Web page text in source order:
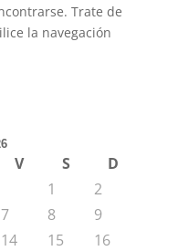
Trate de
la navegación
V S
D
1
2
7 8
9
14 15
16